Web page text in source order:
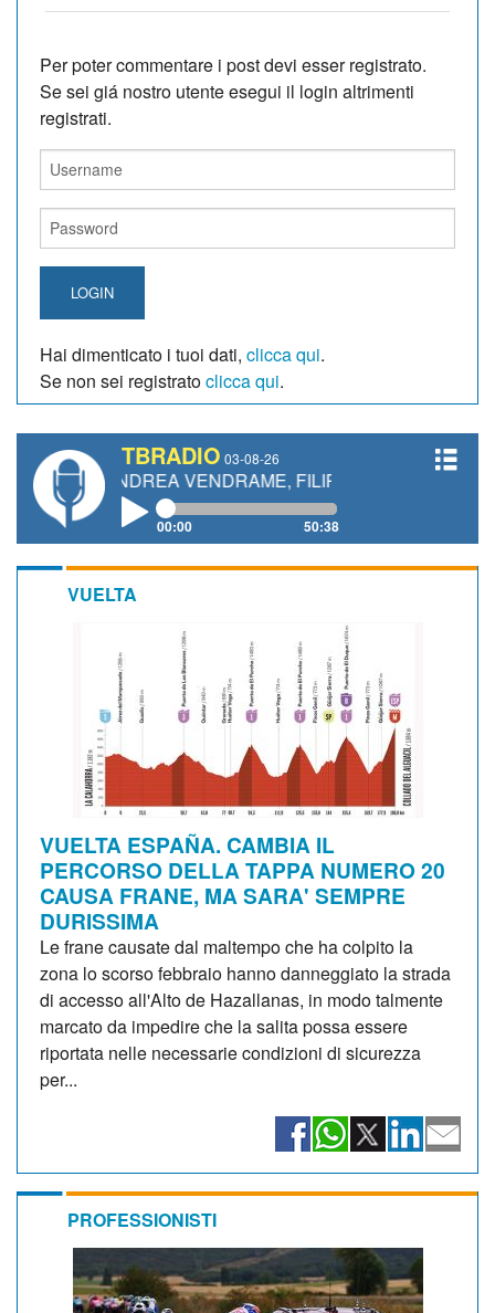
Per poter commentare i post devi esser registrato.
Se sei giá nostro utente esegui il login altrimenti
registrati.
LOGIN
Hai dimenticato i tuoi dati, clicca qui.
Se non sei registratoclicca qui.
TBRADIO 03-08-26
VENDRAME, FILIPPO FIORELLI
00:00 50:38
VUELTA
VUELTA ESPAÑA. CAMBIA IL
PERCORSO DELLA TAPPA NUMERO 20
CAUSA FRANE, MA SARA' SEMPRE
DURISSIMA
Le frane causate dal maltempo che ha colpito la
zona lo scorso febbraio hanno danneggiato la strada
di accesso all'Alto de Hazallanas, in modo talmente
marcato da impedire che la salita possa essere
riportata nelle necessarie condizioni di sicurezza
per...
PROFESSIONISTI